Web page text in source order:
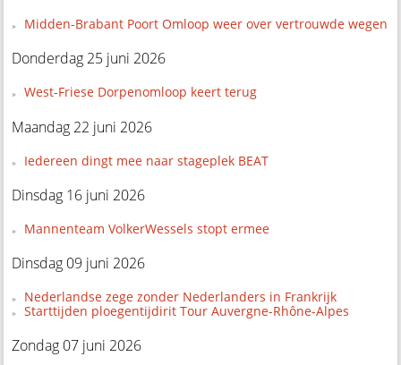
Midden-Brabant Poort Omloop weer over vertrouwde wegen
Donderdag 25 juni 2026
West-Friese Dorpenomloop keert terug
Maandag 22 juni 2026
Iedereen dingt mee naar stageplek BEAT
Dinsdag 16 juni 2026
Mannenteam VolkerWessels stopt ermee
Dinsdag 09 juni 2026
Nederlandse zege zonder Nederlanders in Frankrijk
Starttijden ploegentijdirit Tour Auvergne-Rhône-Alpes
Zondag 07 juni 2026